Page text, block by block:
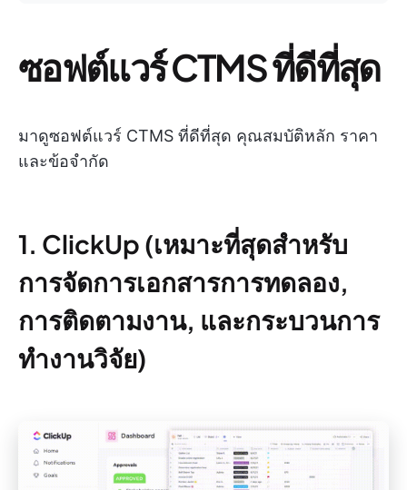
ซอฟต์แวร์ CTMS ที่ดีที่สุด
มาดูซอฟต์แวร์ CTMS ที่ดีที่สุด คุณสมบัติหลัก ราคา
และข้อจำกัด
1. ClickUp (เหมาะที่สุดสำหรับ
การจัดการเอกสารการทดลอง,
การติดตามงาน, และกระบวนการ
ทำงานวิจัย)